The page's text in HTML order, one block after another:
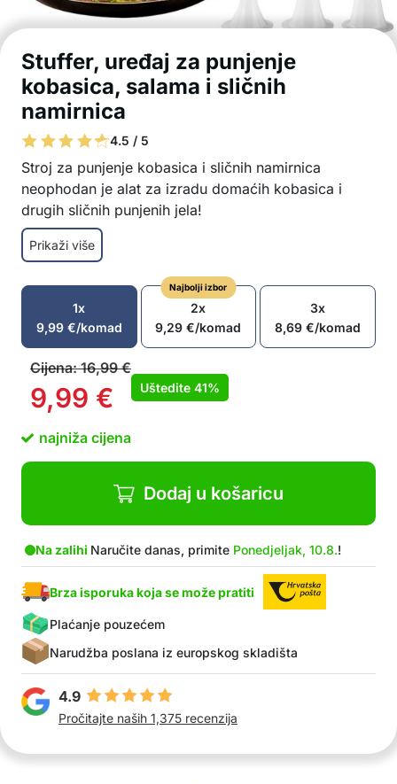
Stuffer, uređaj za punjenje
kobasica, salama i sličnih
namirnica
4.5 / 5
Stroj za punjenje kobasica i sličnih namirnica
neophodan je alat za izradu domaćih kobasica i
drugih sličnih punjenih jela!
Ručni dizajn omogućuje precizno kontroliranje
punjenja
Izrađen od nehrđajućeg čelika za dugotrajnu
3 različite mlaznice za različite debljine
Jednostavno rastavljanje za temeljito čišćenje
Pogodno za punjenje mesa, može se koristiti i
za druge nadjeve
Ergonomska ručka za udobno i sigurno
Za kućne korisnike i profesionalce
Bezopasni materijali, bez BPA
U paketu: 1x ručka za guranje, 3x mlaznica za
punjenje (različite debljine), 1x cijev
Prikaži više
1x
9,99 €/komad
Najbolji izbor
2x
9,29€/komad
3x
8,69€/komad
Cijena:16,99€
9,99 € Uštedite 41%
najniža cijena
Dodaj u košaricu
Na zalihi Naručite danas, primite Ponedjeljak, 10.8.!
Brza isporuka koja se može pratiti
Plaćanje pouzećem
Narudžba poslana iz europskog skladišta
4.9
Pročitajte naših 1,375 recenzija